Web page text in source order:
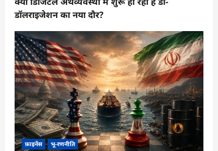
डॉलराइजेशन का नया दौर?
फ़ाइनेंस भू-रणनीति